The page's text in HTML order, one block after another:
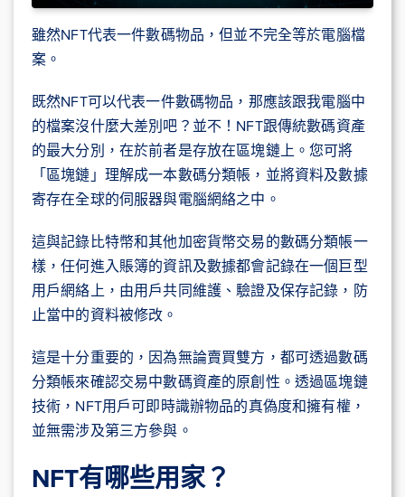
雖然NFT代表一件數碼物品，但並不完全等於電腦檔
案。
既然NFT可以代表一件數碼物品，那應該跟我電腦中
的檔案沒什麼大差別吧？並不！NFT跟傳統數碼資產
的最大分別，在於前者是存放在區塊鏈上。您可將
「區塊鏈」理解成一本數碼分類帳，並將資料及數據
寄存在全球的伺服器與電腦網絡之中。
這與記錄比特幣和其他加密貨幣交易的數碼分類帳一
樣，任何進入賬簿的資訊及數據都會記錄在一個巨型
用戶網絡上，由用戶共同維護、驗證及保存記錄，防
止當中的資料被修改。
這是十分重要的，因為無論賣買雙方，都可透過數碼
分類帳來確認交易中數碼資產的原創性。透過區塊鏈
技術，NFT用戶可即時識辦物品的真偽度和擁有權，
並無需涉及第三方參與。
NFT有哪些用家？